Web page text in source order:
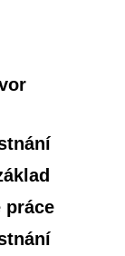
práce